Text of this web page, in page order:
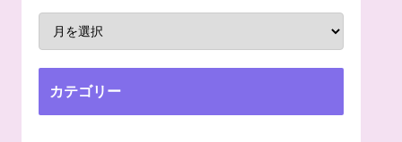
カテゴリー